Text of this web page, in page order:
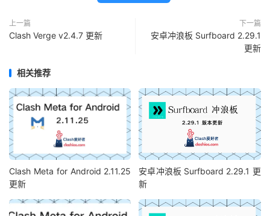
上一篇
Clash Verge v2.4.7 更新
下一篇
安卓冲浪板 Surfboard 2.29.1
更新
相关推荐
Clash Meta for Android 2.11.25
更新
安卓冲浪板 Surfboard 2.29.1 更
新